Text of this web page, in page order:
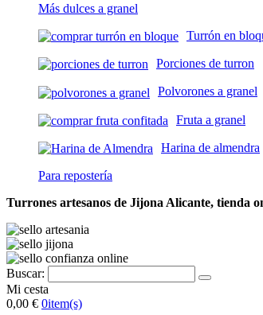
Más dulces a granel
Turrón en
Porciones de turron
Polvorones a granel
Fruta a granel
Harina de almendra
Para repostería
Turrones artesanos de Jijona Alicante, tienda
Buscar:
Mi cesta
0,00 € 0item(s)